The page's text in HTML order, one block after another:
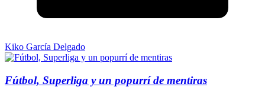
Kiko García Delgado
Fútbol, Superliga y un popurrí de mentiras